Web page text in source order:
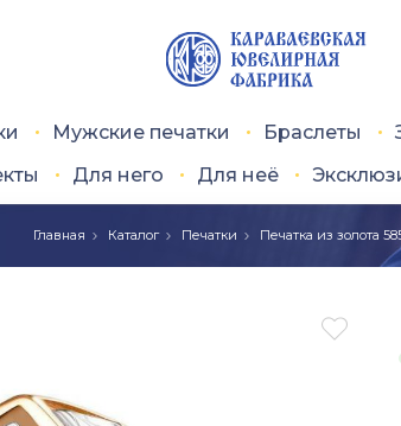
Мужские печатки Браслеты
Для него Для неё
Главная Каталог Печатки Печатка из золота
